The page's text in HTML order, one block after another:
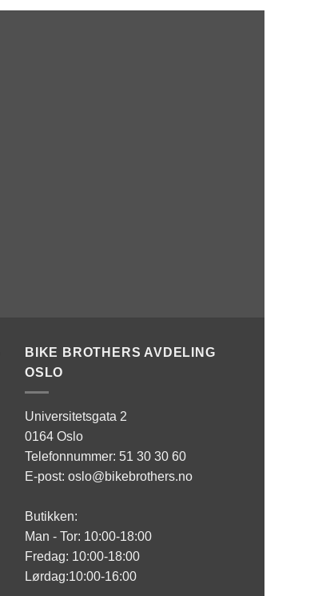
BIKE BROTHERS AVDELING
OSLO
Universitetsgata 2
0164 Oslo
Telefonnummer: 51 30 30 60
E-post: oslo@bikebrothers.no
Butikken:
Man - Tor: 10:00-18:00
Fredag: 10:00-18:00
Lørdag:10:00-16:00